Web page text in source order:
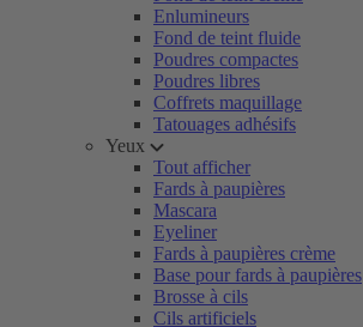
Enlumineurs
Fond de teint fluide
Poudres compactes
Poudres libres
Coffrets maquillage
Tatouages adhésifs
Yeux
Tout afficher
Fards à paupières
Mascara
Eyeliner
Fards à paupières crème
Base pour fards à paupières
Brosse à cils
Cils artificiels